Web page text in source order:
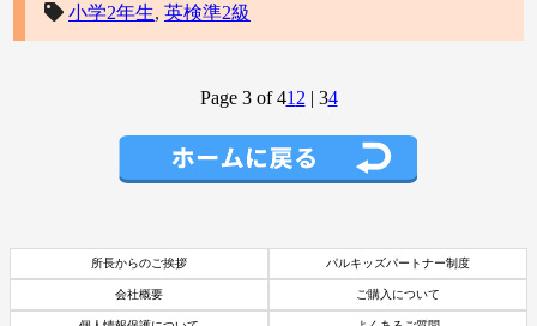
小学2年生, 英検準2級
Page 3 of 41 2 | 34
所長からのご挨拶 パルキッズパートナー制度
会社概要 ご購入について